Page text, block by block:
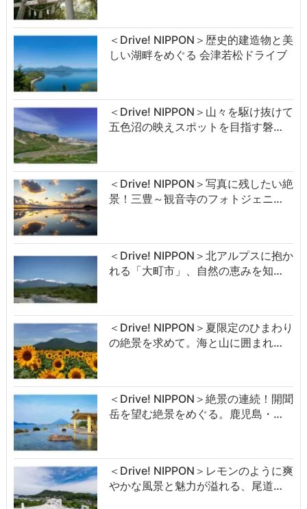
＜Drive! NIPPON＞歴史的建造物と美
しい湖畔をめぐる 会津若松ドライブ
＜Drive! NIPPON＞山々を駆け抜けて
五色沼の映えスポットを目指す磐…
＜Drive! NIPPON＞写真に残したい絶
景！三豊～観音寺のフォトジェニ…
＜Drive! NIPPON＞北アルプスに抱か
れる「大町市」、自然の恵みを知…
＜Drive! NIPPON＞夏限定のひまわり
の絶景を求めて。海と山に囲まれ…
＜Drive! NIPPON＞絶景の連続！開聞
岳を望む絶景をめぐる。鹿児島・…
＜Drive! NIPPON＞レモンのように爽
やかな風景と魅力が溢れる、尾道…